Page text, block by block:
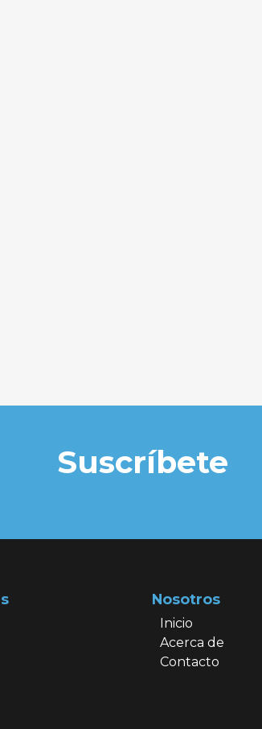
Suscríbete
Nosotros
Inicio
Acerca de
Contacto